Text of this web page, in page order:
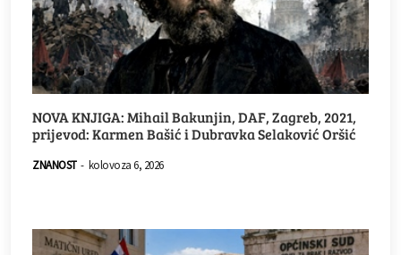
NOVA KNJIGA: Mihail Bakunjin, DAF, Zagreb, 2021,
prijevod: Karmen Bašić i Dubravka Selaković Oršić
ZNANOST - kolovoza 6, 2026